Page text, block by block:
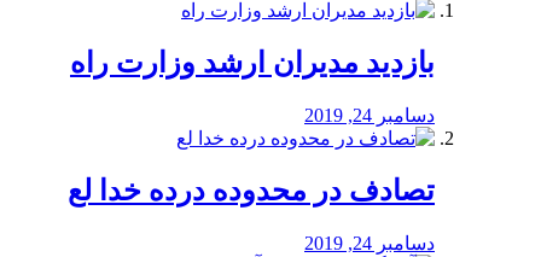
بازدید مدیران ارشد وزارت راه
دسامبر 24, 2019
تصادف در محدوده درده خدا لع
دسامبر 24, 2019